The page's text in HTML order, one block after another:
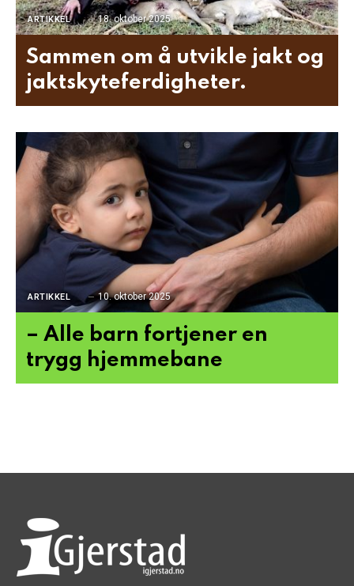
ARTIKKEL 18. oktober 2025
Sammen om å utvikle jakt og
jaktskyteferdigheter.
ARTIKKEL 10. oktober 2025
– Alle barn fortjener en
trygg hjemmebane